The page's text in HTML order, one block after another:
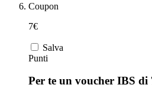
Coupon
7€
Salva
Punti
Per te un voucher IBS di